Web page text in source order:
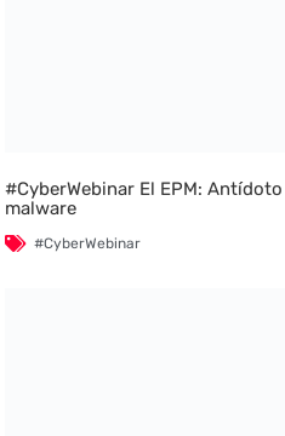
#CyberWebinar El EPM:
malware
#CyberWebinar